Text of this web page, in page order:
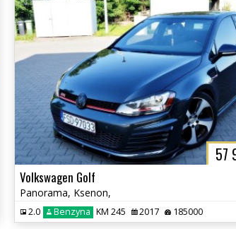
57
Volkswagen Golf
Panorama, Ksenon,
2.0 Benzyna KM 245 2017 185000